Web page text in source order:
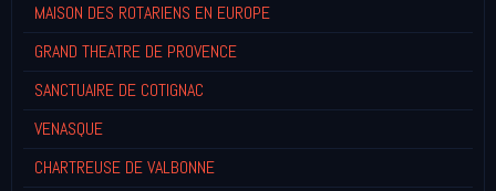
MAISON DES ROTARIENS EN EUROPE
GRAND THEATRE DE PROVENCE
SANCTUAIRE DE COTIGNAC
VENASQUE
CHARTREUSE DE VALBONNE